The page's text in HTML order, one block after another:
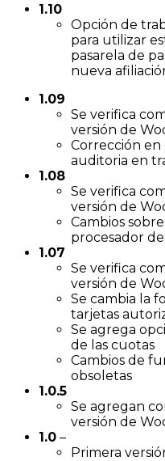
1.10
Opción de
para utilizar
pasarela de
nueva
1.09
Se verifica
versión de
Corrección
auditoria en
1.08
Se verifica
versión de
Cambios
procesador
1.07
Se verifica
versión de
Se cambia la
tarjetas
Se agrega
de las cuotas
Cambios de
obsoletas
1.0.5
Se agregan
versión de
1.0 –
Primera